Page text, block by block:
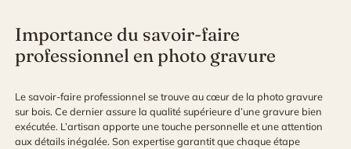
Importance du savoir-faire
professionnel en photo gravure
Le savoir-faire professionnel se trouve au cœur de la photo gravure
sur bois. Ce dernier assure la qualité supérieure d’une gravure bien
exécutée. L’artisan apporte une touche personnelle et une attention
aux détails inégalée. Son expertise garantit que chaque étape